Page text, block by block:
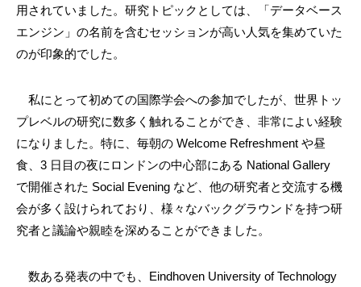
用されていました。研究トピックとしては、「データベース
エンジン」の名前を含むセッションが高い人気を集めていた
のが印象的でした。
私にとって初めての国際学会への参加でしたが、世界トッ
プレベルの研究に数多く触れることができ、非常によい経験
になりました。特に、毎朝の Welcome Refreshment や昼
食、3 日目の夜にロンドンの中心部にある National Gallery
で開催された Social Evening など、他の研究者と交流する機
会が多く設けられており、様々なバックグラウンドを持つ研
究者と議論や親睦を深めることができました。
数ある発表の中でも、Eindhoven University of Technology